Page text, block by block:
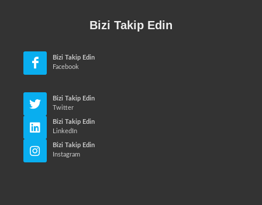
Bizi Takip Edin
Bizi Takip Edin
Facebook
Bizi Takip Edin
Twitter
Bizi Takip Edin
LinkedIn
Bizi Takip Edin
Instagram